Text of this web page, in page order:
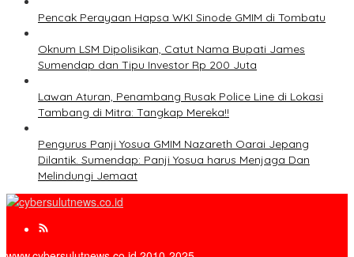
Pencak Perayaan Hapsa WKI Sinode GMIM di Tombatu
Oknum LSM Dipolisikan, Catut Nama Bupati James
Sumendap dan Tipu Investor Rp 200 Juta
Lawan Aturan, Penambang Rusak Police Line di Lokasi
Tambang di Mitra: Tangkap Mereka!!
Pengurus Panji Yosua GMIM Nazareth Oarai Jepang
Dilantik. Sumendap: Panji Yosua harus Menjaga Dan
Melindungi Jemaat